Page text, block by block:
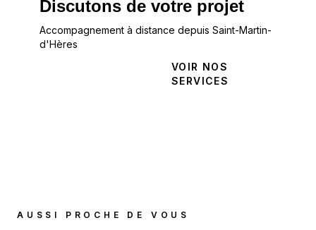
Discutons de votre projet
Accompagnement à distance depuis Saint-Martin-
d'Hères
VOIR NOS
SERVICES
AUSSI PROCHE DE VOUS